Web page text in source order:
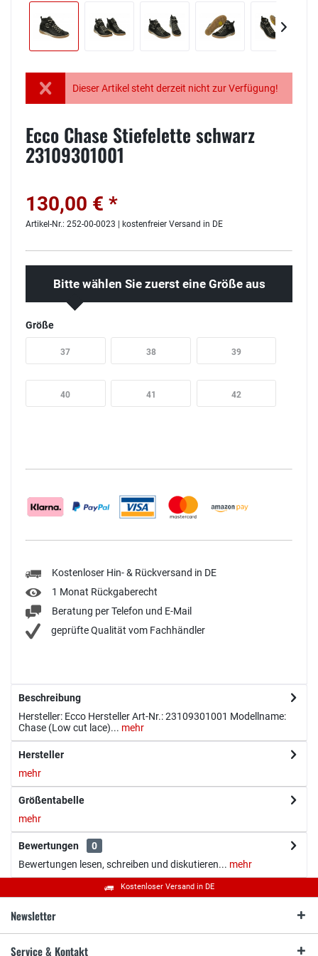
Dieser Artikel steht derzeit nicht zur Verfügung!
Ecco Chase Stiefelette schwarz
23109301001
130,00 € *
Artikel-Nr.: 252-00-0023 | kostenfreier Versand in DE
Bitte wählen Sie zuerst eine Größe aus
Größe
37 38 39
40 41 42
Kostenloser Hin- & Rückversand in DE
1 Monat Rückgaberecht
Beratung per Telefon und E-Mail
geprüfte Qualität vom Fachhändler
Beschreibung
Hersteller: Ecco Hersteller Art-Nr.: 23109301001 Modellname:
Chase (Low cut lace)... mehr
Hersteller
mehr
Größentabelle
mehr
Bewertungen
0
Bewertungen lesen, schreiben und diskutieren... mehr
Kostenloser Versand in DE
Newsletter
Service & Kontakt